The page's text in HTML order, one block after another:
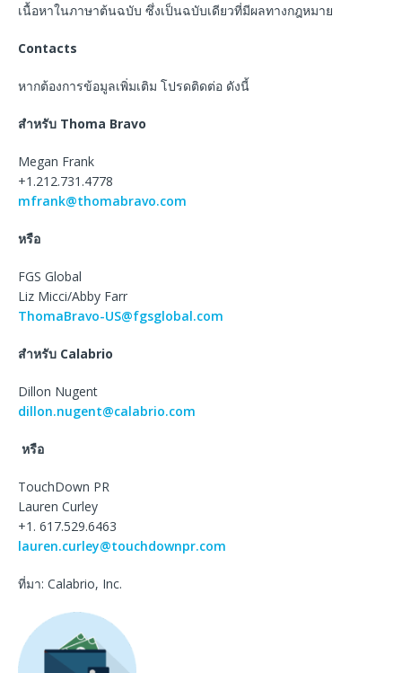
เนื้อหาในภาษาต้นฉบับ ซึ่งเป็นฉบับเดียวที่มีผลทางกฎหมาย
Contacts
หากต้องการข้อมูลเพิ่มเติม โปรดติดต่อ ดังนี้
สำหรับ Thoma Bravo
Megan Frank
+1.212.731.4778
mfrank@thomabravo.com
หรือ
FGS Global
Liz Micci/Abby Farr
ThomaBravo-US@fgsglobal.com
สำหรับ Calabrio
Dillon Nugent
dillon.nugent@calabrio.com
หรือ
TouchDown PR
Lauren Curley
+1. 617.529.6463
lauren.curley@touchdownpr.com
ที่มา: Calabrio, Inc.